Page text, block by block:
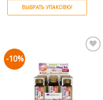
ВЫБРАТЬ УПАКОВКУ
несколько
вариаций.
Опции
-10%
sarakstam